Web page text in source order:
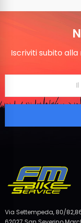
Iscriviti subito
Via Settempeda, 80/